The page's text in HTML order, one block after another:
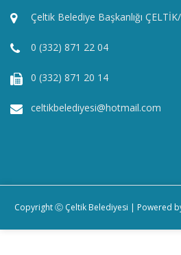
Çeltik Belediye Başkanlığı
0 (332) 871 22 04
0 (332) 871 20 14
celtikbelediyesi@hotmail.com
Copyright Ⓒ Çeltik Belediyesi | Powered